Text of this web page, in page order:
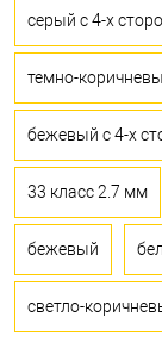
серый с 4-х
темно-
бежевый с 4-х
33 класс 2.7 мм
бежевый
светло-